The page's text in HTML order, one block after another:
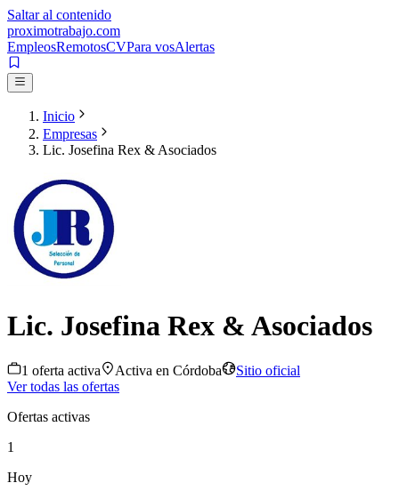
Saltar al contenido
proximotrabajo.com
EmpleosRemotosCVPara vosAlertas
Inicio
Empresas
Lic. Josefina Rex & Asociados
Lic. Josefina Rex & Asociados
1 oferta activa Activa en Córdoba
Sitio oficial
Ver todas las ofertas
Ofertas activas
1
Hoy